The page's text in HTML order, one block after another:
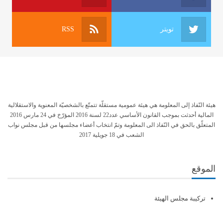
تويتر RSS
هيئة النّفاذ إلى المعلومة هي هيئة عمومية مستقلّة تتمتّع بالشخصيّة المعنوية والاستقلالية
المالية أحدثت بموجب القانون الأساسي عدد22 لسنة 2016 المؤرّخ في 24 مارس 2016
المتعلّق بالحق في النّفاذ الى المعلومة وتمّ انتخاب أعضاء مجلسها من قبل مجلس نواب
الشعب في 18 جويلية 2017
الموقع
تركيبة مجلس الهيئة